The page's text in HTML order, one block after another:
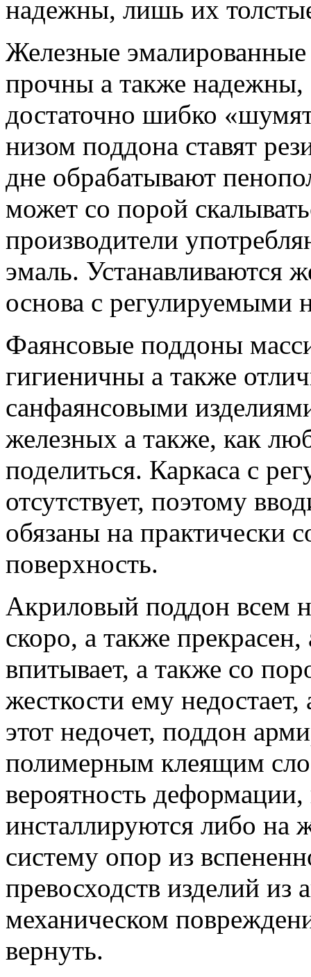
надежны, лишь их
Железные
прочны а также надежны,
достаточно шибко
низом поддона ставят
дне обрабатывают
может со порой
производители
эмаль. Устанавливаются
основа с регулируемыми
Фаянсовые поддоны
гигиеничны а также
санфаянсовыми
железных а также, как
поделиться. Каркаса с
отсутствует, поэтому
обязаны на практически
поверхность.
Акриловый поддон всем
скоро, а также
впитывает, а также со
жесткости ему
этот недочет, поддон
полимерным клеящим
вероятность деформации,
инсталлируются либо на
систему опор из
превосходств изделий из
механическом
вернуть.